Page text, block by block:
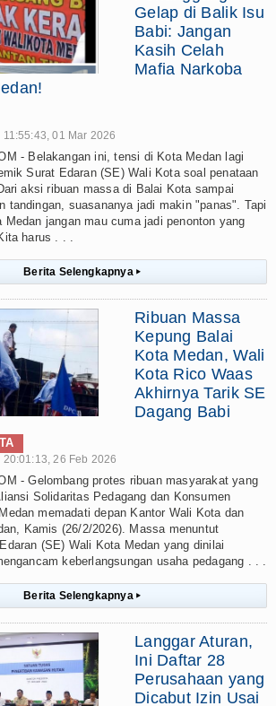
Gelap di Balik Isu
Babi: Jangan
Kasih Celah
Mafia Narkoba
11:55:43, 01 Mar 2026
- Belakangan ini, tensi di Kota Medan lagi
Surat Edaran (SE) Wali Kota soal penataan
aksi ribuan massa di Balai Kota sampai
tandingan, suasananya jadi makin "panas". Tapi
Medan jangan mau cuma jadi penonton yang
harus . . .
Berita Selengkapnya ▸
Ribuan Massa
Kepung Balai
Kota Medan, Wali
Kota Rico Waas
Akhirnya Tarik SE
Dagang Babi
20:01:13, 26 Feb 2026
- Gelombang protes ribuan masyarakat yang
Solidaritas Pedagang dan Konsumen
memadati depan Kantor Wali Kota dan
Kamis (26/2/2026). Massa menuntut
(SE) Wali Kota Medan yang dinilai
keberlangsungan usaha pedagang . . .
Berita Selengkapnya ▸
Langgar Aturan,
Ini Daftar 28
Perusahaan yang
Dicabut Izin Usai